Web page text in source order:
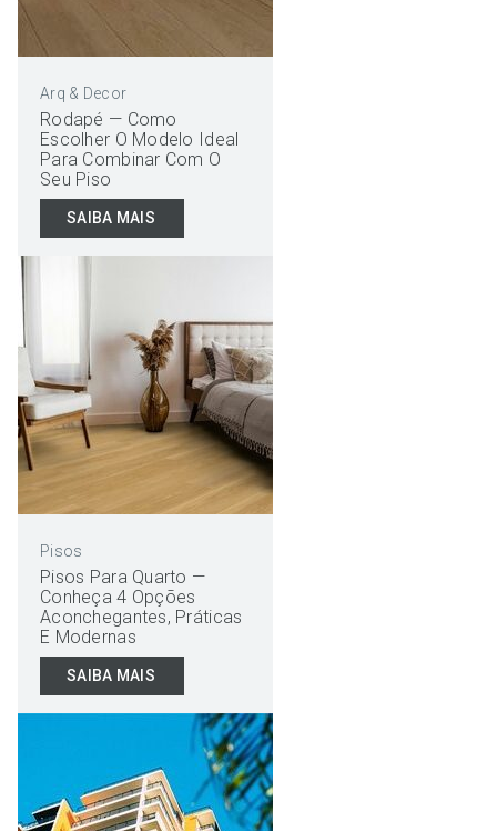
Arq & Decor
Rodapé — Como
Escolher O Modelo Ideal
Para Combinar Com O
Seu Piso
SAIBA MAIS
Pisos
Pisos Para Quarto —
Conheça 4 Opções
Aconchegantes, Práticas
E Modernas
SAIBA MAIS